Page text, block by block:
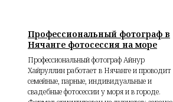
Профессиональный фотограф в
Нячанге фотосессия на море
Профессиональный фотограф Айнур
Хайруллин работает в Нячанге и проводит
семейные, парные, индивидуальные и
свадебные фотосессии у моря и в городе.